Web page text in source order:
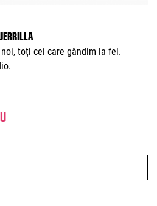
toți cei care gândim la fel.